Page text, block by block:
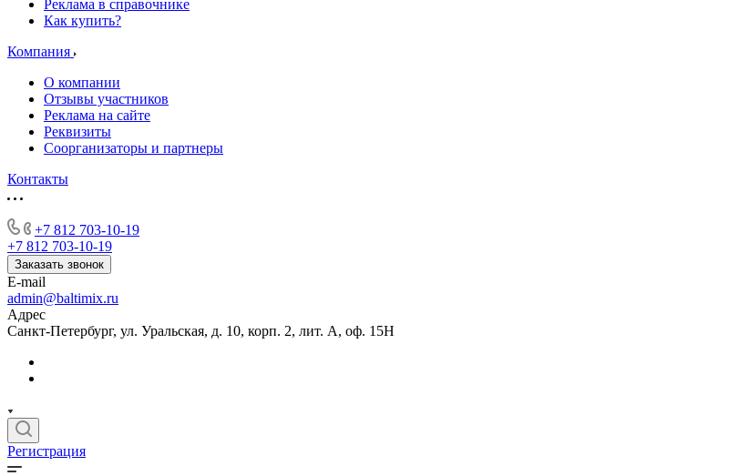
Реклама в справочнике
Как купить?
Компания
О компании
Отзывы участников
Реклама на сайте
Реквизиты
Соорганизаторы и партнеры
Контакты
+7 812 703-10-19
+7 812 703-10-19
Заказать звонок
E-mail
admin@baltimix.ru
Адрес
Санкт-Петербург, ул. Уральская, д. 10, корп. 2, лит. А, оф. 15Н
Регистрация